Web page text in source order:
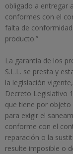
obligado a entregar
conformes con el
falta de
producto.”
La garantía de los
S.L.L. se presta y
la legislación
Decreto Legislativo
que tiene por
para exigir el
conforme con el
reparación o la
resulte imposible o